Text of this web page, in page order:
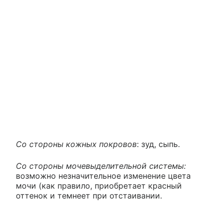
Со стороны кожных покровов: зуд, сыпь.
Со стороны мочевыделительной системы:
возможно незначительное изменение цвета
мочи (как правило, приобретает красный
оттенок и темнеет при отстаивании.